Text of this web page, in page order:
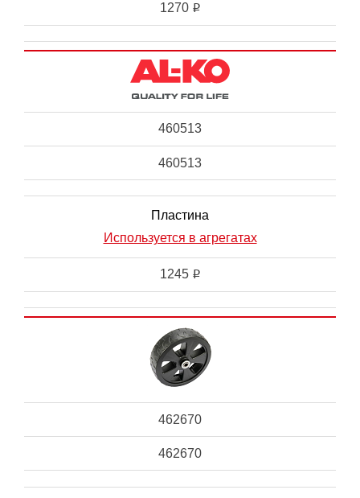
1270 i
460513
460513
Пластина
Используется в агрегатах
1245 i
462670
462670